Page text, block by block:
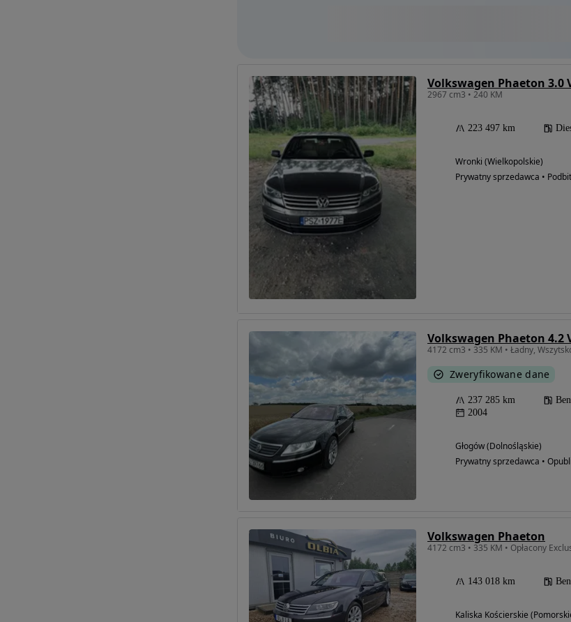
Volkswagen Phaeton 3.0
2967 cm3 • 240 KM
223 497 km
Wronki (Wielkopolskie)
Prywatny sprzedawca •
Volkswagen Phaeton 4.2
4172 cm3 • 335 KM • Ładny,
Zweryfikowane dane
237 285 km
2004
Głogów (Dolnośląskie)
Prywatny sprzedawca •
Volkswagen Phaeton
143 018 km
Kaliska Kościerskie